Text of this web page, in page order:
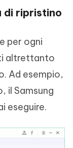
di ripristino
per ogni
altrettanto
Ad esempio,
il Samsung
eseguire.